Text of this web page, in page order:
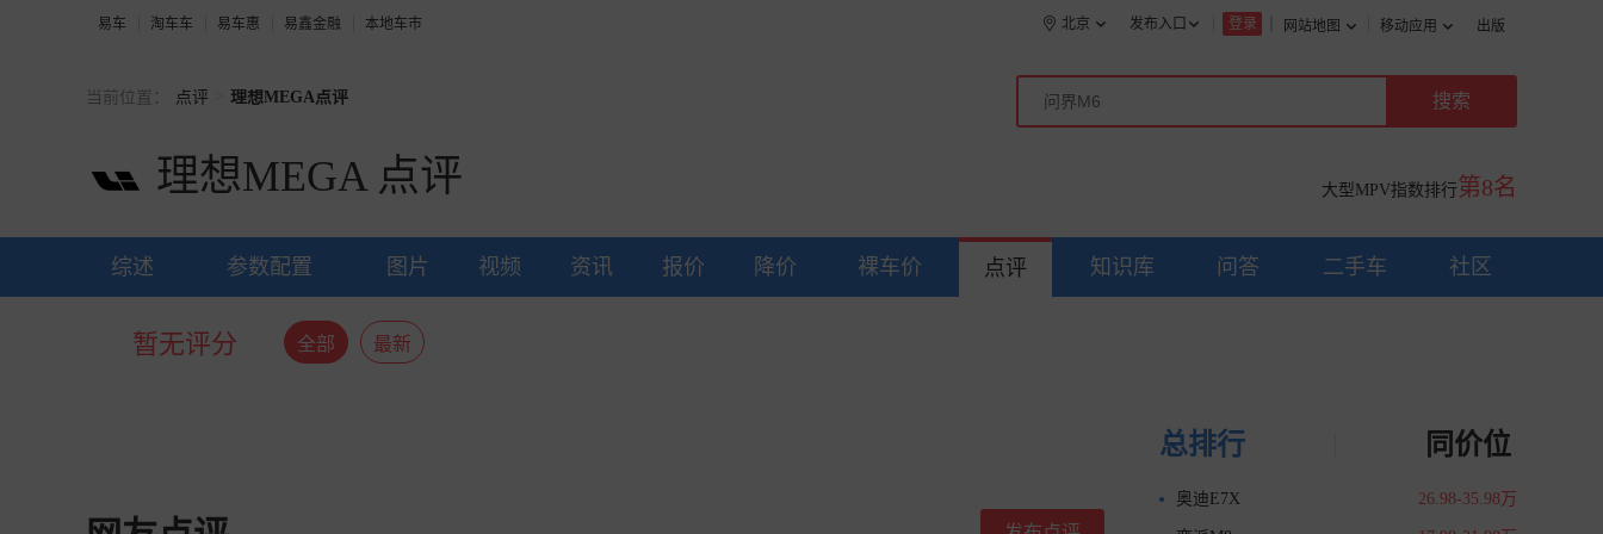
易车 淘车车 易车惠 易鑫金融 本地车市 网站地图 移动应用 出版
登录
发布入口
北京
当前位置： 点评 理想MEGA点评
理想MEGA 点评 大型MPV指数排行第8名
综述 参数配置 图片 视频 资讯 报价 降价 裸车价 点评 知识库 问答 二手车 社区
暂无评分 全部 最新
总排行 同价位
奥迪E7X 26.98-35.98万